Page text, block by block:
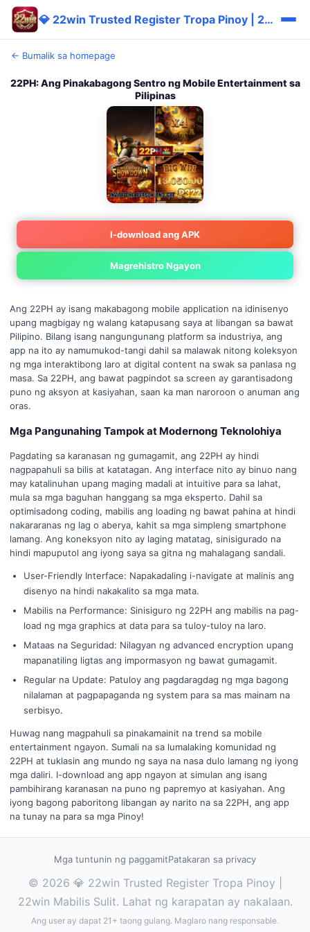
💎 22win Trusted Register Tropa Pinoy | 22win Mabilis Sulit
← Bumalik sa homepage
22PH: Ang Pinakabagong Sentro ng Mobile Entertainment sa
Pilipinas
I-download ang APK
Magrehistro Ngayon
Ang 22PH ay isang makabagong mobile application na idinisenyo
upang magbigay ng walang katapusang saya at libangan sa bawat
Pilipino. Bilang isang nangungunang platform sa industriya, ang
app na ito ay namumukod-tangi dahil sa malawak nitong koleksyon
ng mga interaktibong laro at digital content na swak sa panlasa ng
masa. Sa 22PH, ang bawat pagpindot sa screen ay garantisadong
puno ng aksyon at kasiyahan, saan ka man naroroon o anuman ang
oras.
Mga Pangunahing Tampok at Modernong Teknolohiya
Pagdating sa karanasan ng gumagamit, ang 22PH ay hindi
nagpapahuli sa bilis at katatagan. Ang interface nito ay binuo nang
may katalinuhan upang maging madali at intuitive para sa lahat,
mula sa mga baguhan hanggang sa mga eksperto. Dahil sa
optimisadong coding, mabilis ang loading ng bawat pahina at hindi
nakararanas ng lag o aberya, kahit sa mga simpleng smartphone
lamang. Ang koneksyon nito ay laging matatag, sinisigurado na
hindi mapuputol ang iyong saya sa gitna ng mahalagang sandali.
User-Friendly Interface: Napakadaling i-navigate at malinis ang
disenyo na hindi nakakalito sa mga mata.
Mabilis na Performance: Sinisiguro ng 22PH ang mabilis na pag-
load ng mga graphics at data para sa tuloy-tuloy na laro.
Mataas na Seguridad: Nilagyan ng advanced encryption upang
mapanatiling ligtas ang impormasyon ng bawat gumagamit.
Regular na Update: Patuloy ang pagdaragdag ng mga bagong
nilalaman at pagpapaganda ng system para sa mas mainam na
serbisyo.
Huwag nang magpahuli sa pinakamainit na trend sa mobile
entertainment ngayon. Sumali na sa lumalaking komunidad ng
22PH at tuklasin ang mundo ng saya na nasa dulo lamang ng iyong
mga daliri. I-download ang app ngayon at simulan ang isang
pambihirang karanasan na puno ng papremyo at kasiyahan. Ang
iyong bagong paboritong libangan ay narito na sa 22PH, ang app
na tunay na para sa mga Pinoy!
Mga tuntunin ng paggamitPatakaran sa privacy
© 2026 💎 22win Trusted Register Tropa Pinoy |
22win Mabilis Sulit. Lahat ng karapatan ay nakalaan.
Ang user ay dapat 21+ taong gulang. Maglaro nang responsable.